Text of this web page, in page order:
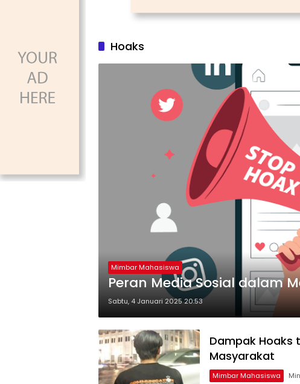
Hoaks
Mimbar Mahasiswa
Peran Media Sosial dalam
Sabtu, 4 Januari 2025 20:53
Dampak Hoaks
Masyarakat
Mimbar Mahasiswa